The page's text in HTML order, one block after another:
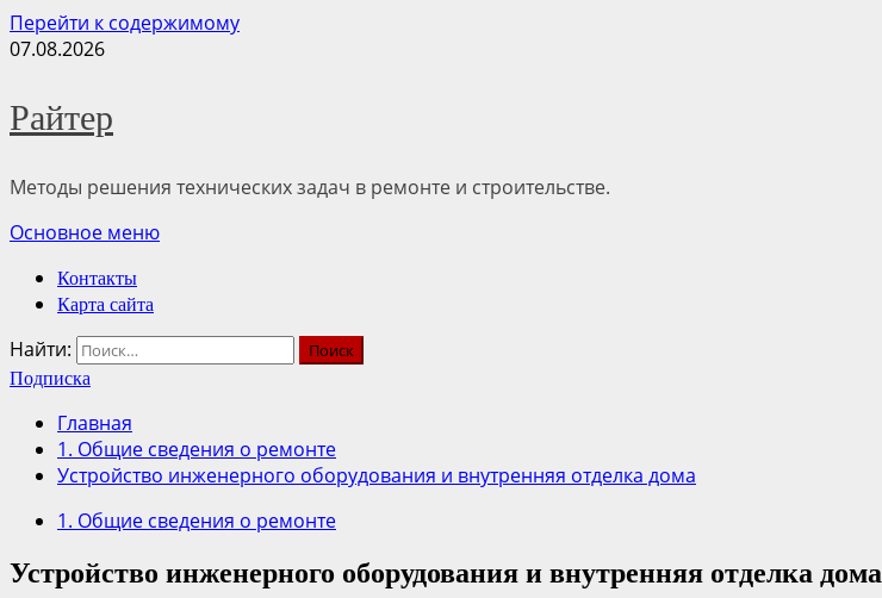
Перейти к содержимому
07.08.2026
Райтер
Методы решения технических задач в ремонте и строительстве.
Основное меню
Контакты
Карта сайта
Найти:
Подписка
Главная
1. Общие сведения о ремонте
Устройство инженерного оборудования и внутренняя отделка дома
1. Общие сведения о ремонте
Устройство инженерного оборудования и внутренняя отделка дома